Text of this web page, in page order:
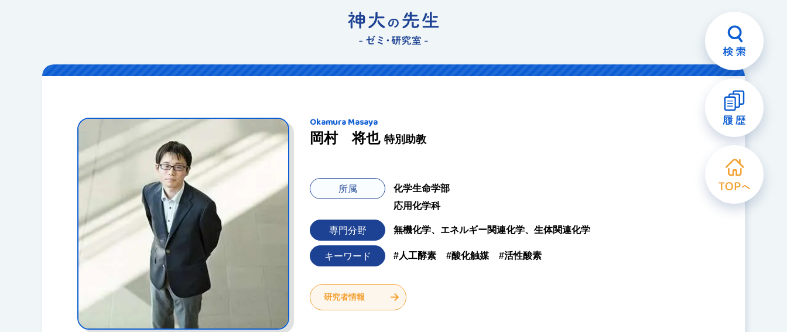
Okamura Masaya
岡村 将也 特別助教
所属
化学生命学部
応用化学科
専門分野 無機化学、エネルギー関連化学、生体関連化学
キーワード #人工酵素 #酸化触媒 #活性酸素
研究者情報